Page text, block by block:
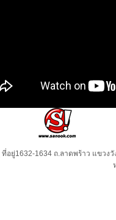
ที่อยู่1632-1634 ถ.ลาดพร้าว แขวง